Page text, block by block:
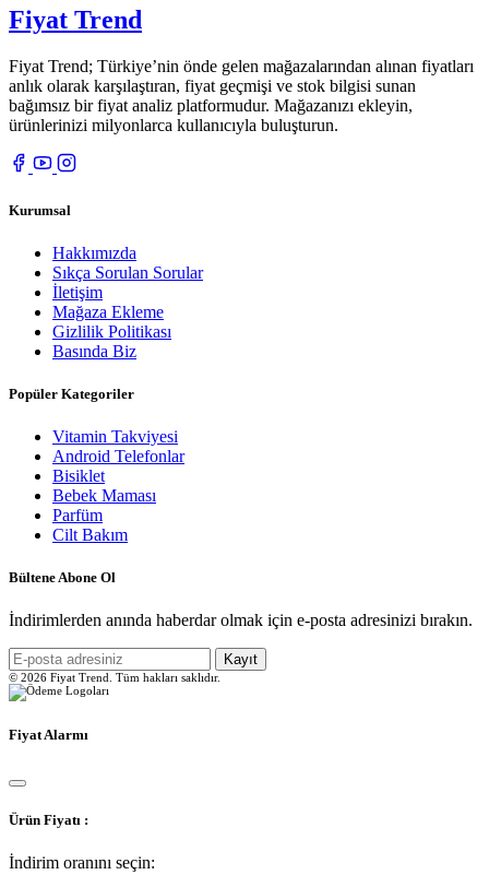
Fiyat Trend
Fiyat Trend; Türkiye’nin önde gelen mağazalarından alınan fiyatları
anlık olarak karşılaştıran, fiyat geçmişi ve stok bilgisi sunan
bağımsız bir fiyat analiz platformudur. Mağazanızı ekleyin,
ürünlerinizi milyonlarca kullanıcıyla buluşturun.
Kurumsal
Hakkımızda
Sıkça Sorulan Sorular
İletişim
Mağaza Ekleme
Gizlilik Politikası
Basında Biz
Popüler Kategoriler
Vitamin Takviyesi
Android Telefonlar
Bisiklet
Bebek Maması
Parfüm
Cilt Bakım
Bültene Abone Ol
İndirimlerden anında haberdar olmak için e-posta adresinizi bırakın.
Kayıt
© 2026 Fiyat Trend. Tüm hakları saklıdır.
Fiyat Alarmı
Ürün Fiyatı :
İndirim oranını seçin: